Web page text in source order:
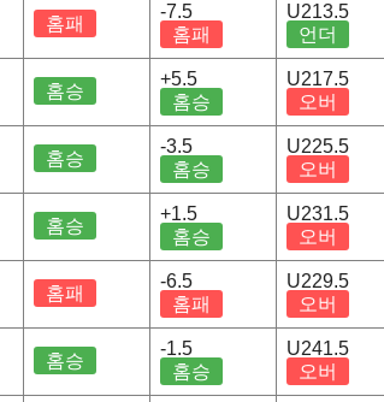
홈패
-7.5
홈패
U213.5
언더
홈승
+5.5
홈승
U217.5
오버
홈승
-3.5
홈승
U225.5
오버
홈승
+1.5
홈승
U231.5
오버
홈패
-6.5
홈패
U229.5
오버
홈승
-1.5
홈승
U241.5
오버